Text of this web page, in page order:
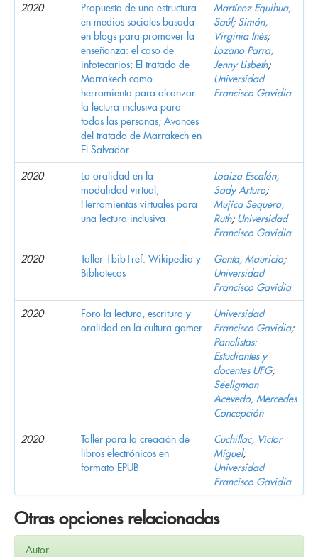
2020
Propuesta de una estructura
en medios sociales basada
en blogs para promover la
enseñanza: el caso de
infotecarios; El tratado de
Marrakech como
herramienta para alcanzar
la lectura inclusiva para
todas las personas; Avances
del tratado de Marrakech en
El Salvador
Martínez Equihua,
Saúl; Simón,
Virginia Inés;
Lozano Parra,
Jenny Lisbeth;
Universidad
Francisco Gavidia
2020
La oralidad en la
modalidad virtual;
Herramientas virtuales para
una lectura inclusiva
Loaiza Escalón,
Sady Arturo;
Mujica Sequera,
Ruth; Universidad
Francisco Gavidia
2020
Taller 1bib1ref: Wikipedia y
Bibliotecas
Genta, Mauricio;
Universidad
Francisco Gavidia
2020
Foro la lectura, escritura y
oralidad en la cultura gamer
Universidad
Francisco Gavidia;
Panelistas:
Estudiantes y
docentes UFG;
Séeligman
Acevedo, Mercedes
Concepción
2020
Taller para la creación de
libros electrónicos en
formato EPUB
Cuchillac, Víctor
Miguel;
Universidad
Francisco Gavidia
Otras opciones relacionadas
Autor